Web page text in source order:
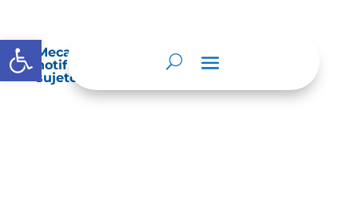
Abrir barra de herramientas
Mecanismos internos de supervisión,
notificación y vigilancia pertinente del
sujeto obligado